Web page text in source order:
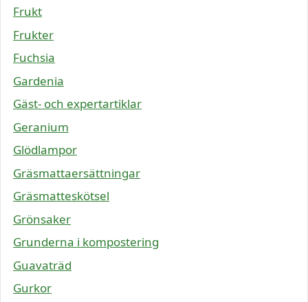
Frukt
Frukter
Fuchsia
Gardenia
Gäst- och expertartiklar
Geranium
Glödlampor
Gräsmattaersättningar
Gräsmatteskötsel
Grönsaker
Grunderna i kompostering
Guavaträd
Gurkor